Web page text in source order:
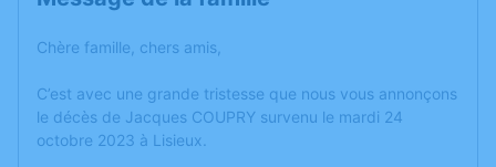
Chère famille, chers amis,
C’est avec une grande tristesse que nous vous annonçons
le décès de Jacques COUPRY survenu le mardi 24
octobre 2023 à Lisieux.